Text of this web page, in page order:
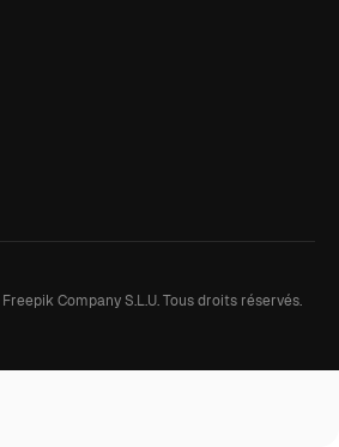
Freepik Company S.L.U.Tous droits réservés.